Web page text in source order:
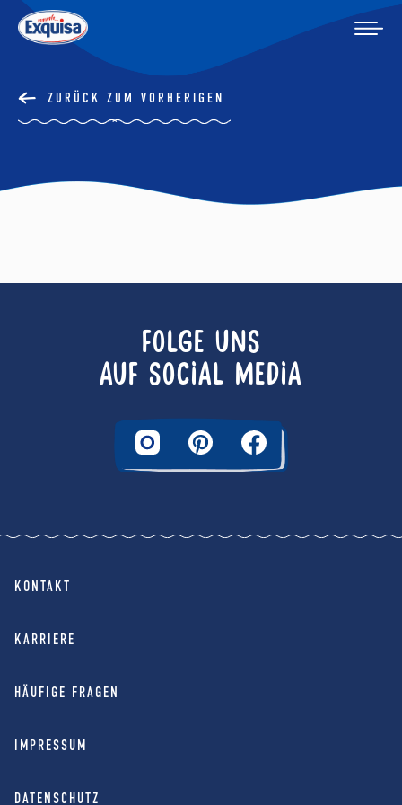
ZURÜCK ZUM VORHERIGEN
FOLGE UNS
AUF SOCIAL MEDIA
KONTAKT
KARRIERE
HÄUFIGE FRAGEN
IMPRESSUM
DATENSCHUTZ